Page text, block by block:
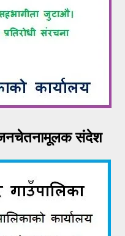
जनचेतनामूलक संदेश